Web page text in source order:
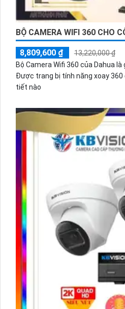
BỘ CAMERA WIFI 360 CHO
8,809,600 ₫
13,220,000 ₫
Bộ Camera Wifi 360 của Dahua
Được trang bị tính năng xoay
tiết nào